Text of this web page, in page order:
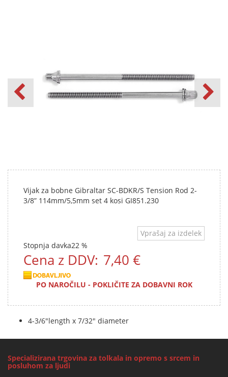
Vijak za bobne Gibraltar SC-BDKR/S Tension Rod 2-
3/8” 114mm/5,5mm set 4 kosi GI851.230
Vprašaj za izdelek
Stopnja davka22 %
Cena z DDV: 7,40 €
PO NAROČILU - POKLIČITE ZA DOBAVNI ROK
4-3/6"length x 7/32" diameter
Specializirana trgovina za tolkala in opremo s srcem in
posluhom za ljudi